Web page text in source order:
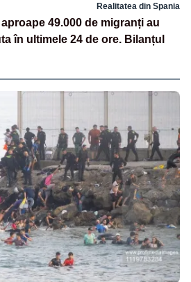
Realitatea din Spania
49.000 de migranți au
în ultimele 24 de ore. Bilanțul